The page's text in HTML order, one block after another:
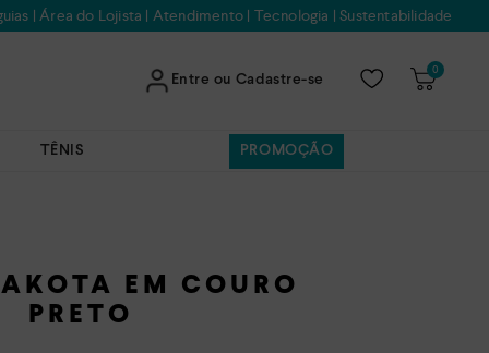
|Área do Lojista | Atendimento| Tecnologia |Sustentabilidade
Entre ou Cadastre-se
0
TÊNIS PROMOÇÃO
EM COURO
PRETO